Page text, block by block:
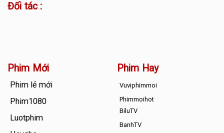
Đối tác :
Phim Mới
Phim lẻ mới
Phim1080
Luotphim
Phim Hay
Vuviphimmoi
Phimmoihot
BiluTV
BanhTV